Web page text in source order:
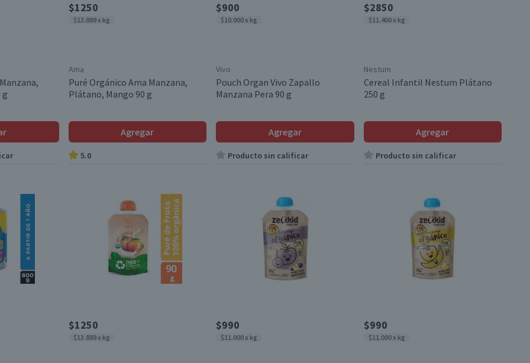
g
$1250
$13.889 x kg
Ama
Puré Orgánico Ama Manzana,
Plátano, Mango 90 g
Agregar
5.0
$900
$10.000 x kg
Vivo
Pouch Organ Vivo Zapallo
Manzana Pera 90 g
Agregar
Producto sin calificar
$2850
$11.400 x kg
Nestum
Cereal Infantil Nestum Plátano
250 g
Agregar
Producto sin calificar
$1250
$13.889 x kg
$990
$11.000 x kg
$990
$11.000 x kg